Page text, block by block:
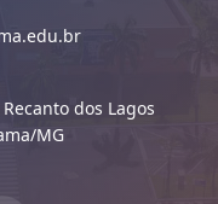
dos Lagos
MG